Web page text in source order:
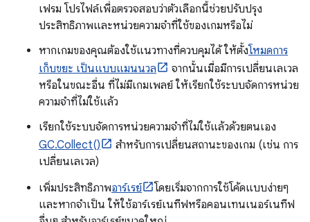
เฟรม โปรไฟล์เพื่อตรวจสอบว่าตัวเลือกนี้ช่วยปรับปรุง
ประสิทธิภาพและหน่วยความจำที่ใช้ของเกมหรือไม่
หากเกมของคุณต้องใช้แนวทางที่ควบคุมได้ ให้ตั้งโหมดการ
เก็บขยะ เป็นแบบแมนนวล
จากนั้นเมื่อมีการเปลี่ยนเลเวล
หรือในขณะอื่น ที่ไม่มีเกมเพลย์ ให้เรียกใช้ระบบจัดการหน่วย
ความจำที่ไม่ใช้แล้ว
เรียกใช้ระบบจัดการหน่วยความจำที่ไม่ใช้แล้วด้วยตนเอง
GC.Collect()
สำหรับการเปลี่ยนสถานะของเกม (เช่น การ
เปลี่ยนเลเวล)
เพิ่มประสิทธิภาพอาร์เรย์
โดยเริ่มจากการใช้โค้ดแบบง่ายๆ
และหากจำเป็น ให้ใช้อาร์เรย์เนทีฟหรือคอนเทนเนอร์เนทีฟ